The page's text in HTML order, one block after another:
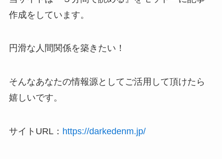
作成をしています。
円滑な人間関係を築きたい！
そんなあなたの情報源としてご活用して頂けたら
嬉しいです。
サイトURL： https://darkedenm.jp/